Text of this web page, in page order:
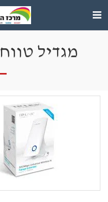
מגדיל טווח TP LINK 850